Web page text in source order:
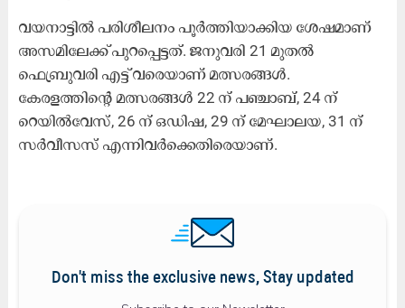
വയനാട്ടിൽ പരിശീലനം പൂർത്തിയാക്കിയ ശേഷമാണ്
അസമിലേക്ക് പുറപ്പെട്ടത്. ജനുവരി 21 മുതൽ
ഫെബ്രുവരി എട്ട് വരെയാണ് മത്സരങ്ങൾ.
കേരളത്തിന്റെ മത്സരങ്ങൾ 22 ന് പഞ്ചാബ്, 24 ന്
റെയിൽവേസ്, 26 ന് ഒഡിഷ, 29 ന് മേഘാലയ, 31 ന്
സർവീസസ് എന്നിവർക്കെതിരെയാണ്.
Don't miss the exclusive news, Stay updated